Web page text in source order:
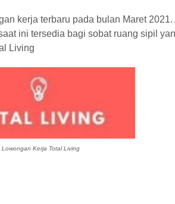
kerja terbaru pada bulan Maret 2021.
ini tersedia bagi sobat ruang sipil
Living
Lowongan Kerja Total Living